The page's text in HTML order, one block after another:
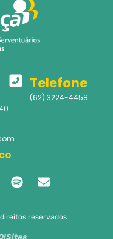
Telefone
(62) 3224-4458
direitos reservados